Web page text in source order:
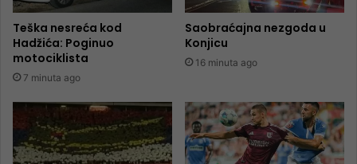
Teška nesreća kod
Hadžića: Poginuo
motociklista
7 minuta ago
Saobraćajna nezgoda u
Konjicu
16 minuta ago